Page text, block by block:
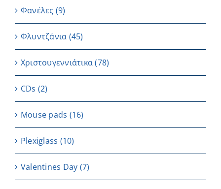
Φανέλες (9)
Φλυντζάνια (45)
Χριστουγεννιάτικα(78)
CDs (2)
Μouse pads (16)
Plexiglass (10)
Valentines Day (7)